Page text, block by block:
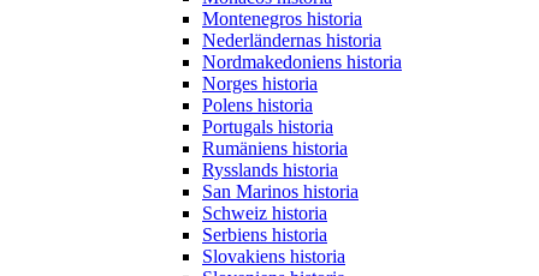
Montenegros historia
Nederländernas historia
Nordmakedoniens historia
Norges historia
Polens historia
Portugals historia
Rumäniens historia
Rysslands historia
San Marinos historia
Schweiz historia
Serbiens historia
Slovakiens historia